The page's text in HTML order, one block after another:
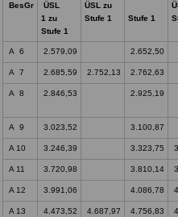
BesGr
ÜSL
1 zu
Stufe 1
ÜSL zu
Stufe 1
Stufe 1
A 6 2.579,09 2.652,50
A 7 2.685,59 2.752,13 2.762,63
A 8 2.846,53 2.925,19
A 9 3.023,52 3.100,87
A 10 3.246,39 3.323,75
A 11 3.720,98 3.810,14
A 12 3.991,06 4.086,78
A 13 4.473,52 4.687,97 4.756,83